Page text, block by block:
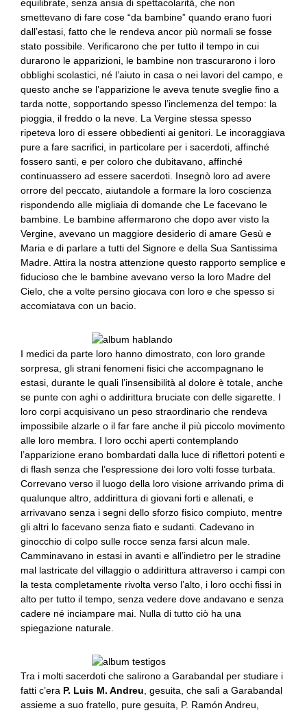
equilibrate, senza ansia di spettacolarità, che non
smettevano di fare cose “da bambine” quando erano fuori
dall’estasi, fatto che le rendeva ancor più normali se fosse
stato possibile. Verificarono che per tutto il tempo in cui
durarono le apparizioni, le bambine non trascurarono i loro
obblighi scolastici, né l’aiuto in casa o nei lavori del campo, e
questo anche se l’apparizione le aveva tenute sveglie fino a
tarda notte, sopportando spesso l’inclemenza del tempo: la
pioggia, il freddo o la neve. La Vergine stessa spesso
ripeteva loro di essere obbedienti ai genitori. Le incoraggiava
pure a fare sacrifici, in particolare per i sacerdoti, affinché
fossero santi, e per coloro che dubitavano, affinché
continuassero ad essere sacerdoti. Insegnò loro ad avere
orrore del peccato, aiutandole a formare la loro coscienza
rispondendo alle migliaia di domande che Le facevano le
bambine. Le bambine affermarono che dopo aver visto la
Vergine, avevano un maggiore desiderio di amare Gesù e
Maria e di parlare a tutti del Signore e della Sua Santissima
Madre. Attira la nostra attenzione questo rapporto semplice e
fiducioso che le bambine avevano verso la loro Madre del
Cielo, che a volte persino giocava con loro e che spesso si
accomiatava con un bacio.
I medici da parte loro hanno dimostrato, con loro grande
sorpresa, gli strani fenomeni fisici che accompagnano le
estasi, durante le quali l’insensibilità al dolore è totale, anche
se punte con aghi o addirittura bruciate con delle sigarette. I
loro corpi acquisivano un peso straordinario che rendeva
impossibile alzarle o il far fare anche il più piccolo movimento
alle loro membra. I loro occhi aperti contemplando
l’apparizione erano bombardati dalla luce di riflettori potenti e
di flash senza che l’espressione dei loro volti fosse turbata.
Correvano verso il luogo della loro visione arrivando prima di
qualunque altro, addirittura di giovani forti e allenati, e
arrivavano senza i segni dello sforzo fisico compiuto, mentre
gli altri lo facevano senza fiato e sudanti. Cadevano in
ginocchio di colpo sulle rocce senza farsi alcun male.
Camminavano in estasi in avanti e all’indietro per le stradine
mal lastricate del villaggio o addirittura attraverso i campi con
la testa completamente rivolta verso l’alto, i loro occhi fissi in
alto per tutto il tempo, senza vedere dove andavano e senza
cadere né inciampare mai. Nulla di tutto ciò ha una
spiegazione naturale.
Tra i molti sacerdoti che salirono a Garabandal per studiare i
fatti c’era P. Luis M. Andreu , gesuita, che salì a Garabandal
assieme a suo fratello, pure gesuita, P. Ramón Andreu,